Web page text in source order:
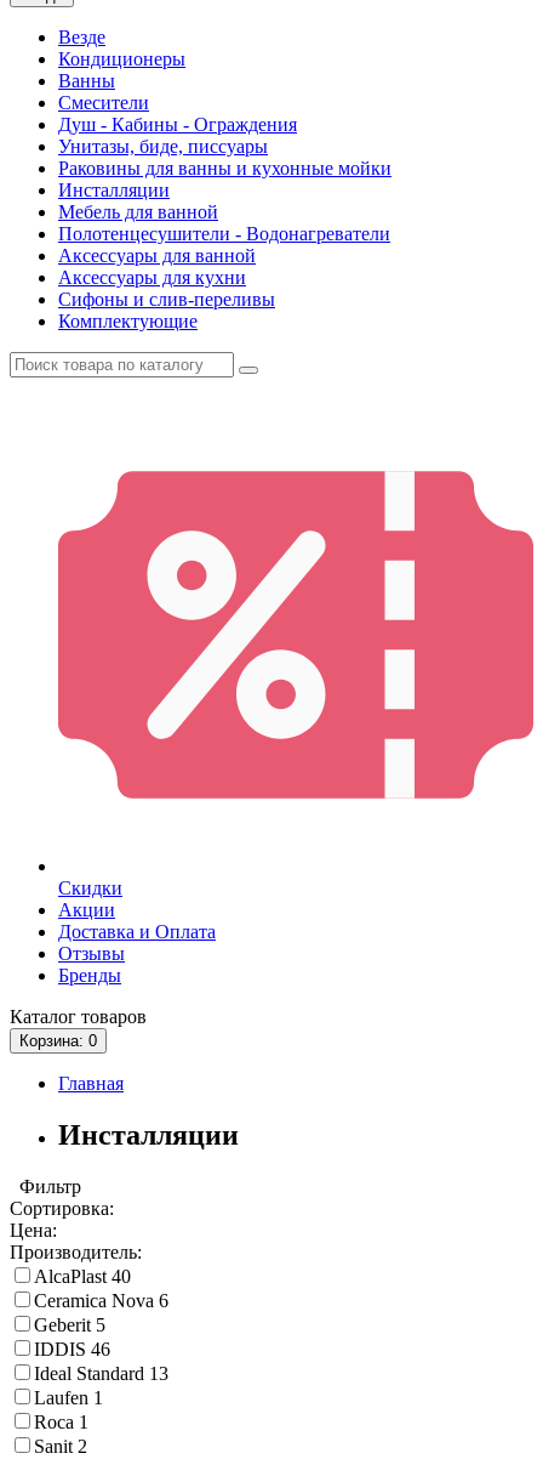
Везде
Кондиционеры
Ванны
Смесители
Душ - Кабины - Ограждения
Унитазы, биде, писсуары
Раковины для ванны и кухонные мойки
Инсталляции
Мебель для ванной
Полотенцесушители - Водонагреватели
Аксессуары для ванной
Аксессуары для кухни
Сифоны и слив-переливы
Комплектующие
Скидки
Акции
Доставка и Оплата
Отзывы
Бренды
Каталог товаров
Корзина: 0
Главная
Инсталляции
Фильтр
Сортировка:
Цена:
Производитель:
AlcaPlast 40
Ceramica Nova 6
Geberit 5
IDDIS 46
Ideal Standard 13
Laufen 1
Roca 1
Sanit 2